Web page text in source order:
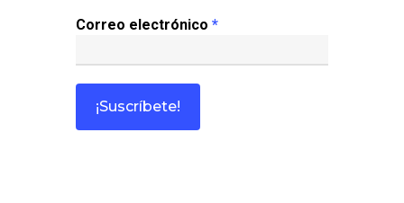
Correo electrónico *